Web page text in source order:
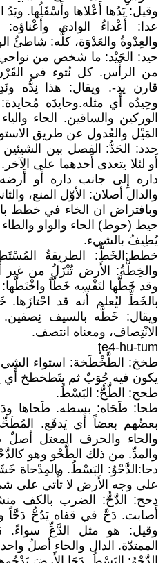
وقيل: يَدُها أَعْلاها وأَسْفَلُها. ويَدُ
عدا: أَعْداءُ الوادي وأَعْناؤه:
والعِدْوةُ والعَدْوَة، كلُّه: شاطئُ
حيد: الحَيْد: ما شخص من
من الرأْس. كل نُتوء في
قارن يد-. ويقال: هذا نِدُّه
وحِيدُه أَي مثله.وحايدَه
الوركين والساقين. الحاء
المَيْل والعُدول عن طريق
حدد: الحَدُّ: الفصل بين الشيئين
أَو لئلا يتعدى أَحدهما على
داره إِلى جانب داره أَو
والدال أصلان: الأوّل المنع،
وبافتراض ان الخاء في خطط
حيط (حوط) الحاء والواو
يُطِيفُ بالشيء.
خطط:الخَطُّ: الطريقةُ
والخِطَّةُ: الأَرض تُنْزَلُ من غير
وقد خَطَّها لنَفْسِه خَطّاً واخْتَطَّها:
بالخَطِّ ليُعلم أَنه قد
ويقال: خَطَّه بالسيف
الانْتِصاف، ومعناه انتصف.
ţe4-hu-tum
طخخ: الطَّخْطَخة: استواء
يكون فيه جُوَبٌ ثم يتَطخطخ
طحح: الطَّحُّ: البَسْطُ.
طحا: طَحَاه: بسطه. طَحاها
بعضُهم بعضاً أَي يَدفَع.
والحاء والحرف المعتل
والمدِّ. من ذلك الطَّحْو وهو
دحا:الدَّحْوُ: البَسْطُ. والمِدْحاة
على وجه الأَرض لا تأْتي على
دحح: الدَّحُّ: الضرب بالكف
أَصابت. دَحَّ في قفاه يَدُحُّ دَحَّاً
وقيل: هو مثل الدَّعِّ سواءً.
الممتدّة. الدال والحاء أصلٌ